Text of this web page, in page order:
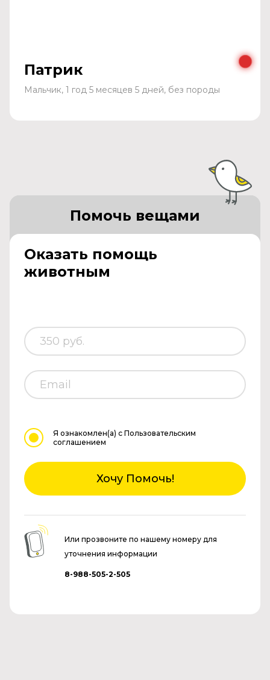
Патрик
Мальчик, 1 год 5 месяцев 5 дней, без породы
Оказать помощь
животным
Помочь вещами
Я ознакомлен(а) с Пользовательским
соглашением
Хочу Помочь!
Или прозвоните по нашему номеру для
уточнения информации
8-988-505-2-505